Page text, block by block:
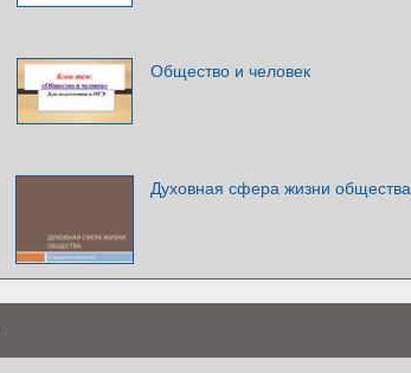
Общество и человек
Духовная сфера жизни общества